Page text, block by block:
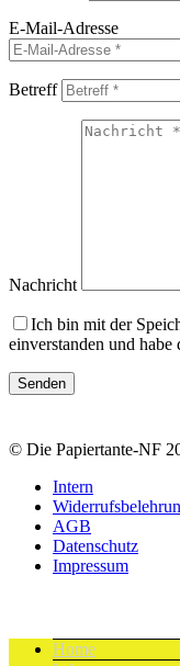
E-Mail-Adresse
Betreff
Nachricht
Ich bin mit der
einverstanden und habe
© Die Papiertante-NF
Intern
AGB
Datenschutz
Impressum
Home